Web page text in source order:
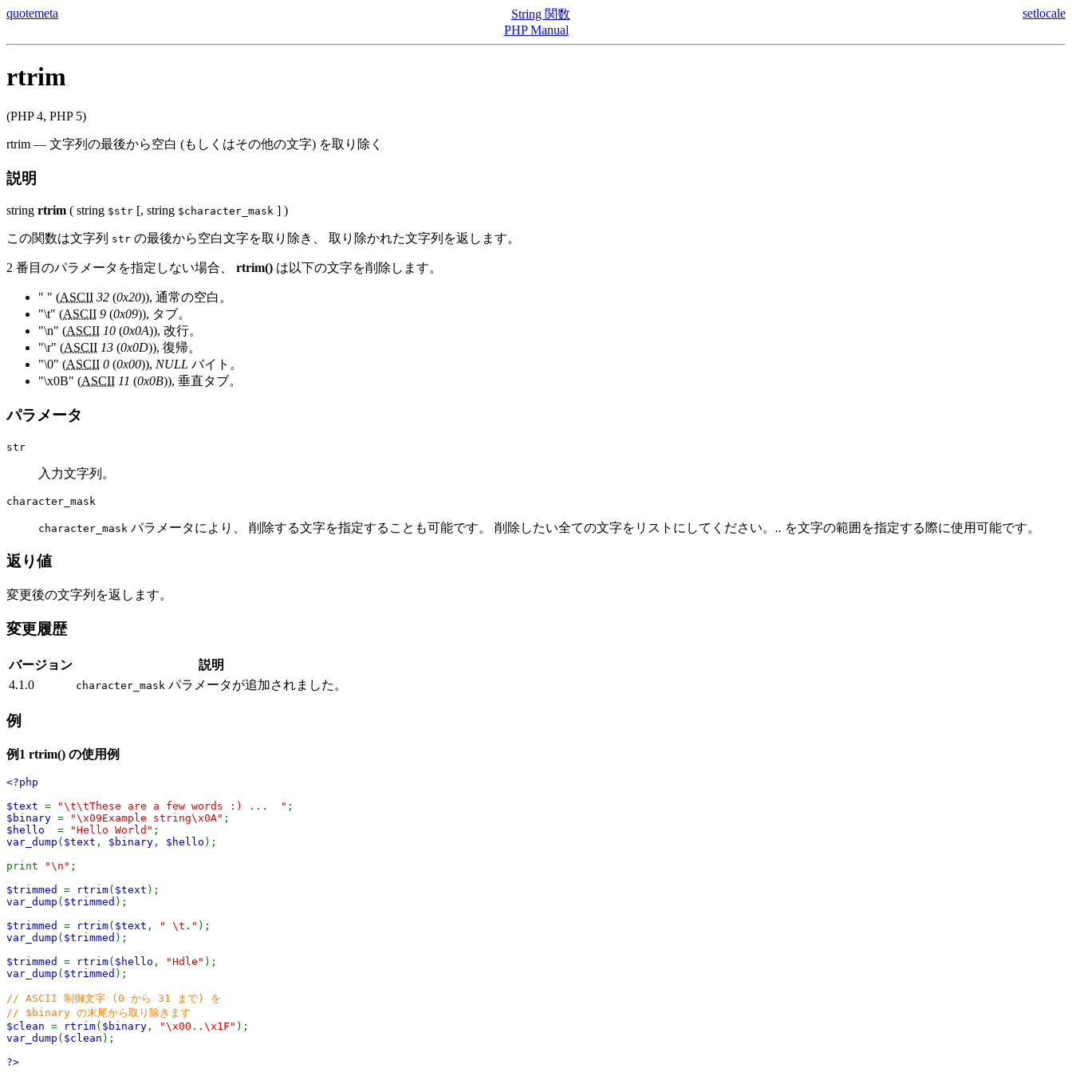
quotemeta setlocale
String 関数
PHP Manual
rtrim
(PHP 4, PHP 5)
rtrim — 文字列の最後から空白 (もしくはその他の文字) を取り除く
説明
string rtrim ( string $str [, string $character_mask ] )
この関数は文字列 str の最後から空白文字を取り除き、 取り除かれた文字列を返します。
2 番目のパラメータを指定しない場合、 rtrim() は以下の文字を削除します。
" " (ASCII 32 (0x20)), 通常の空白。
"\t" (ASCII 9 (0x09)), タブ。
"\n" (ASCII 10 (0x0A)), 改行。
"\r" (ASCII 13 (0x0D)), 復帰。
"\0" (ASCII 0 (0x00)), NULL バイト。
"\x0B" (ASCII 11 (0x0B)), 垂直タブ。
パラメータ
str
入力文字列。
character_mask
character_mask パラメータにより、 削除する文字を指定することも可能です。 削除したい全ての文字をリストにしてください。 .. を文字の範囲を指定する際に使用可能です。
返り値
変更後の文字列を返します。
変更履歴
バージョン
説明
4.1.0
character_mask パラメータが追加されました。
例
例1 rtrim() の使用例
<?php
$text = "\t\tThese are a few words :) ... " ;
$binary = "\x09Example string\x0A" ;
$hello = "Hello World" ;
var_dump ( $text , $binary , $hello );
print
"\n" ;
$trimmed = rtrim( $text );
var_dump ( $trimmed );
$trimmed = rtrim( $text , " \t." );
var_dump ( $trimmed );
$trimmed = rtrim( $hello , "Hdle" );
var_dump ( $trimmed );
// ASCII 制御文字 (0 から 31 まで) を
// $binary の末尾から取り除きます
$clean = rtrim( $binary , "\x00..\x1F" );
var_dump ( $clean );
?>